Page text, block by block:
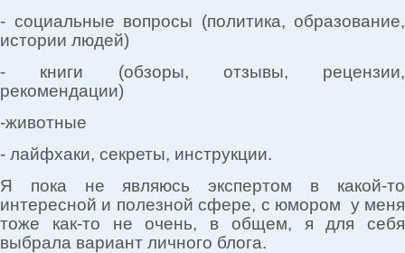
- социальные вопросы (политика, образование,
истории людей)
- книги (обзоры, отзывы, рецензии,
рекомендации)
-животные
- лайфхаки, секреты, инструкции.
Я пока не являюсь экспертом в какой-то
интересной и полезной сфере, с юмором у меня
тоже как-то не очень, в общем, я для себя
выбрала вариант личного блога.